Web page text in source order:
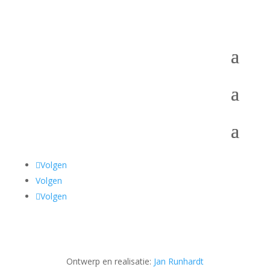
Volgen
Volgen
Volgen
Ontwerp en realisatie: Jan Runhardt